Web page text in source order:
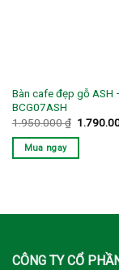
Bàn cafe đẹp gỗ ASH
BCG07ASH
1.950.000₫ Giá
là:
Mua ngay
CÔNG TY CỔ